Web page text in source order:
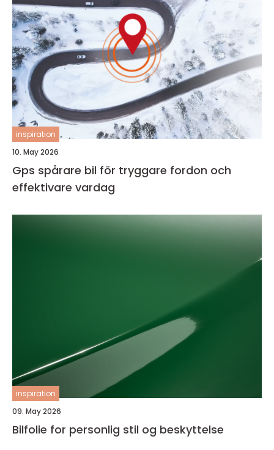
inspiration
10. May 2026
Gps spårare bil för tryggare fordon och
effektivare vardag
inspiration
09. May 2026
Bilfolie for personlig stil og beskyttelse